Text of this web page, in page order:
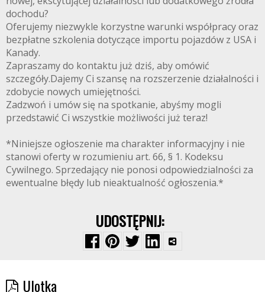
dochodu?
Oferujemy niezwykle korzystne warunki współpracy oraz
bezpłatne szkolenia dotyczące importu pojazdów z USA i
Kanady.
Zapraszamy do kontaktu już dziś, aby omówić
szczegóły.Dajemy Ci szansę na rozszerzenie działalności i
zdobycie nowych umiejętności.
Zadzwoń i umów się na spotkanie, abyśmy mogli
przedstawić Ci wszystkie możliwości już teraz!
*Niniejsze ogłoszenie ma charakter informacyjny i nie
stanowi oferty w rozumieniu art. 66, § 1. Kodeksu
Cywilnego. Sprzedający nie ponosi odpowiedzialności za
ewentualne błędy lub nieaktualność ogłoszenia.*
UDOSTĘPNIJ:
Ulotka